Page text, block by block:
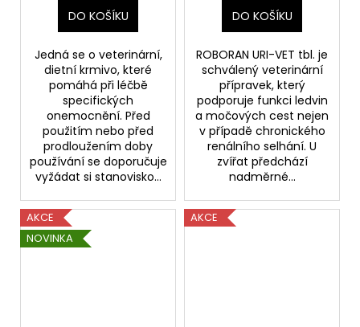
DO KOŠÍKU
Jedná se o veterinární,
dietní krmivo, které
pomáhá při léčbě
specifických
onemocnění. Před
použitím nebo před
prodloužením doby
používání se doporučuje
vyžádat si stanovisko...
DO KOŠÍKU
ROBORAN URI-VET tbl. je
schválený veterinární
přípravek, který
podporuje funkci ledvin
a močových cest nejen
v případě chronického
renálního selhání. U
zvířat předchází
nadměrné...
AKCE
NOVINKA
AKCE